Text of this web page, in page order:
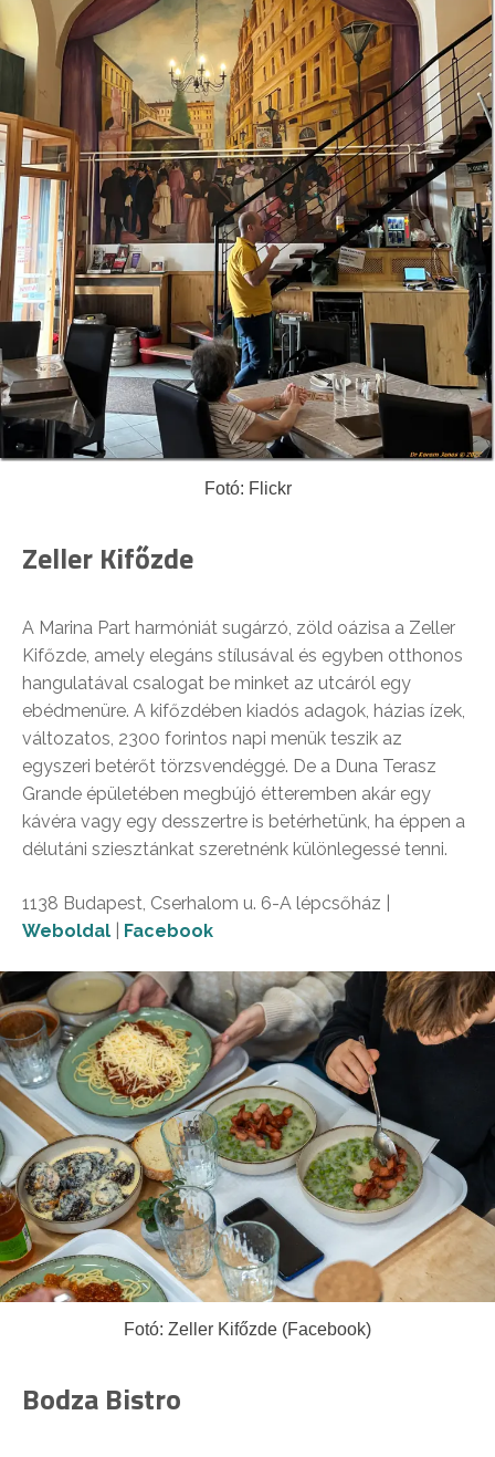
Fotó: Flickr
Zeller Kifőzde
A Marina Part harmóniát sugárzó, zöld oázisa a Zeller
Kifőzde, amely elegáns stílusával és egyben otthonos
hangulatával csalogat be minket az utcáról egy
ebédmenüre. A kifőzdében kiadós adagok, házias ízek,
változatos, 2300 forintos napi menük teszik az
egyszeri betérőt törzsvendéggé. De a Duna Terasz
Grande épületében megbújó étteremben akár egy
kávéra vagy egy desszertre is betérhetünk, ha éppen a
délutáni sziesztánkat szeretnénk különlegessé tenni.
1138 Budapest, Cserhalom u. 6-A lépcsőház |
Weboldal
Facebook
Fotó: Zeller Kifőzde (Facebook)
Bodza Bistro